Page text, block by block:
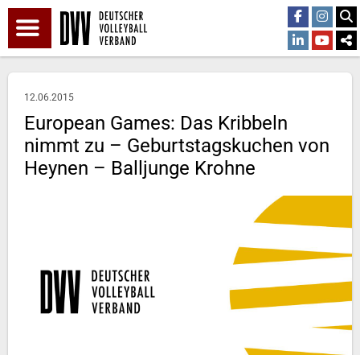
12.06.2015
European Games: Das Kribbeln
nimmt zu – Geburtstagskuchen von
Heynen – Balljunge Krohne